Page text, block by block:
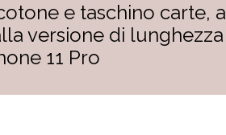
e taschino carte, a
versione di lunghezza
11 Pro